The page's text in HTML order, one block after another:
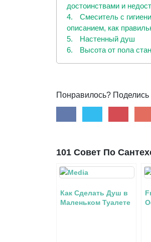
достоинствами и
4.
Смеситель с
описанием, как
5.
Настенный душ
6.
Высота от пола
Понравилось? Поделись
101 Совет По
Как Сделать Душ в
Маленьком Туалете